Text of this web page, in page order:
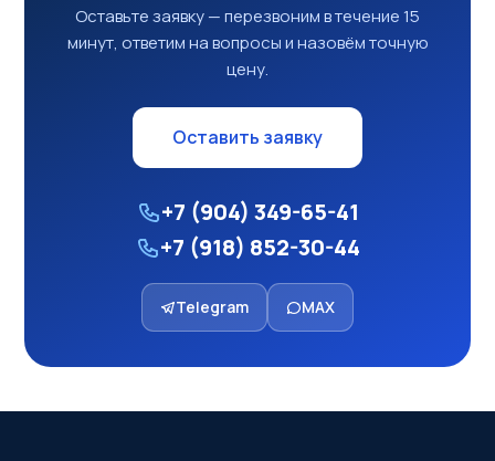
Оставьте заявку — перезвоним в течение 15
минут, ответим на вопросы и назовём точную
цену.
Оставить заявку
+7 (904) 349-65-41
+7 (918) 852-30-44
Telegram MAX